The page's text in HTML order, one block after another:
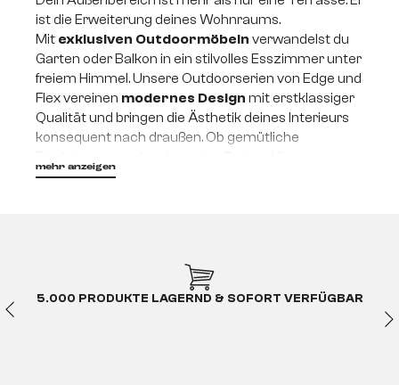
ist die Erweiterung deines Wohnraums.
Mit exklusiven Outdoormöbeln verwandelst du
Garten oder Balkon in ein stilvolles Esszimmer unter
freiem Himmel. Unsere Outdoorserien von Edge und
Flex vereinen modernes Design mit erstklassiger
Qualität und bringen die Ästhetik deines Interieurs
konsequent nach draußen. Ob gemütliche
Design und Lebensgefühl perfekt zusammen.
Wer hochwertige Outdoormöbel kaufenmöchte,
mehr anzeigen
5.000 PRODUKTE LAGERND & SOFORT VERFÜGBAR